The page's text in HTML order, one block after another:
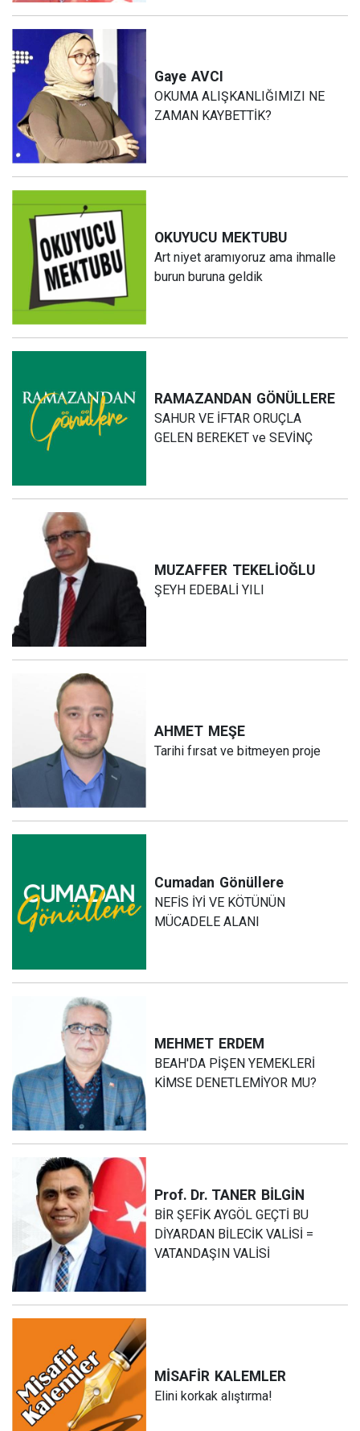
Gaye AVCI
OKUMA ALIŞKANLIĞIMIZI NE
ZAMAN KAYBETTİK?
OKUYUCU MEKTUBU
Art niyet aramıyoruz ama ihmalle
burun buruna geldik
RAMAZANDAN GÖNÜLLERE
SAHUR VE İFTAR ORUÇLA
GELEN BEREKET ve SEVİNÇ
MUZAFFER TEKELİOĞLU
ŞEYH EDEBALİ YILI
AHMET MEŞE
Tarihi fırsat ve bitmeyen proje
Cumadan Gönüllere
NEFİS İYİ VE KÖTÜNÜN
MÜCADELE ALANI
MEHMET ERDEM
BEAH'DA PİŞEN YEMEKLERİ
KİMSE DENETLEMİYOR MU?
Prof. Dr. TANER BİLGİN
BİR ŞEFİK AYGÖL GEÇTİ BU
DİYARDAN BİLECİK VALİSİ =
VATANDAŞIN VALİSİ
MİSAFİR KALEMLER
Elini korkak alıştırma!